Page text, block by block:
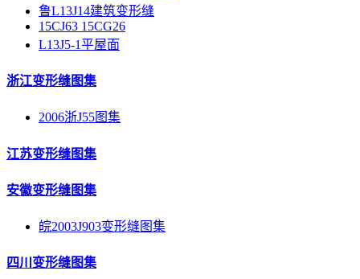
鲁L13J14建筑变形缝
15CJ63 15CG26
L13J5-1平屋面
浙江变形缝图集
2006浙J55图集
江苏变形缝图集
安徽变形缝图集
皖2003J903变形缝图集
四川变形缝图集